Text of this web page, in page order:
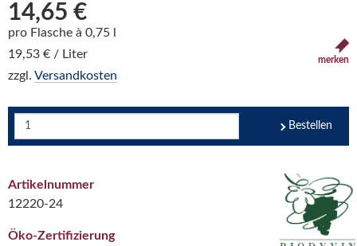
14,65 €
pro Flasche à 0,75 l
19,53 € / Liter
zzgl. Versandkosten
merken
Bestellen
Artikelnummer
12220-24
Öko-Zertifizierung